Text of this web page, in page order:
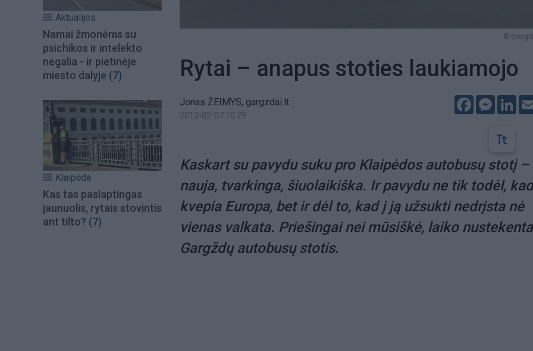
Aktualijos
Namai žmonėms su
psichikos ir intelekto
negalia - ir pietinėje
miesto dalyje (7)
Klaipėda
Kas tas paslaptingas
jaunuolis, rytais stovintis
ant tilto? (7)
©
Rytai – anapus stoties laukiamojo
Jonas ŽEIMYS, gargzdai.lt
2013-02-07 10:29
Facebook
Kaskart su pavydu suku pro Klaipėdos autobusų stotį –
nauja, tvarkinga, šiuolaikiška. Ir pavydu ne tik todėl,
kvepia Europa, bet ir dėl to, kad į ją užsukti nedrįsta nė
vienas valkata. Priešingai nei mūsiškė, laiko nustekenta
Gargždų autobusų stotis.